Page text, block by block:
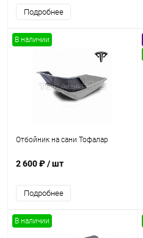
Подробнее
В наличии
Отбойник на сани Тофалар
2 600 ₽/ шт
Подробнее
В наличии